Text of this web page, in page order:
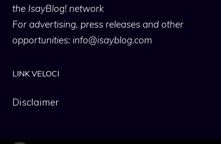
the IsayBlog! network
For advertising, press releases and other
opportunities: info@isayblog.com
LINK VELOCI
Disclaimer